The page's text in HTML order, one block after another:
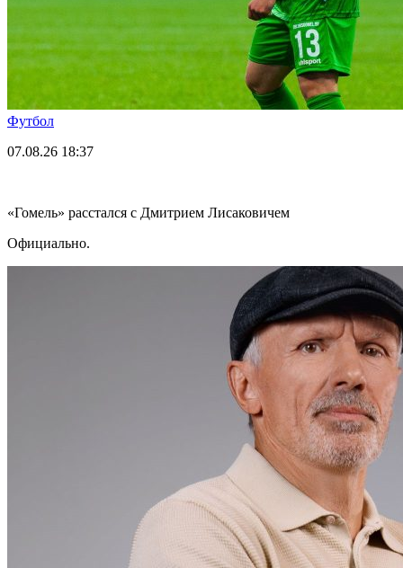
Футбол
07.08.26 18:37
«Гомель» расстался с Дмитрием Лисаковичем
Официально.